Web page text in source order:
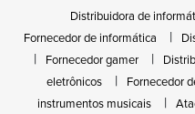
Distribuidora de
Fornecedor de informática
Fornecedor gamer
eletrônicos
Fornecedor
instrumentos musicais